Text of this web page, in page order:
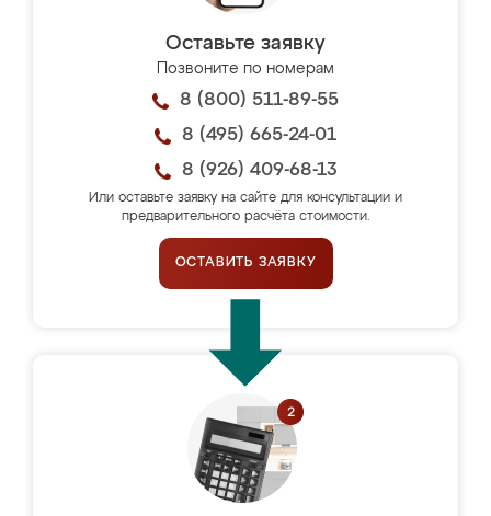
Оставьте заявку
Позвоните по номерам
8 (800) 511-89-55
8 (495) 665-24-01
8 (926) 409-68-13
Или оставьте заявку на сайте для консультации и
предварительного расчёта стоимости.
ОСТАВИТЬ ЗАЯВКУ